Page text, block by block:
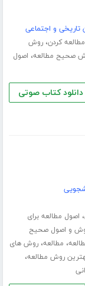
تاریخی و اجتماعی
مطالعه کردن،روش
صحیح مطالعه، اصول
دانلود کتاب صوتی
، اصول مطالعه برای
و اصول صحیح
، مطالعه،روش های
روش مطالعه،